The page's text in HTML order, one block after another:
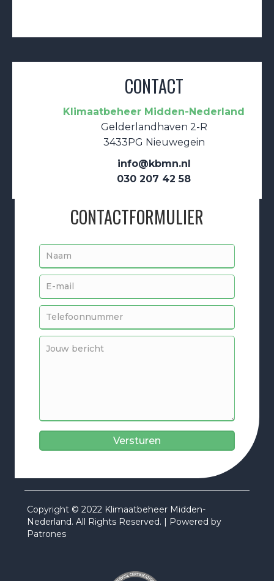
CONTACT
Klimaatbeheer Midden-Nederland
Gelderlandhaven 2-R
3433PG Nieuwegein
info@kbmn.nl
030 207 42 58
CONTACTFORMULIER
Versturen
Copyright © 2022 Klimaatbeheer Midden-
Nederland. All Rights Reserved. | Powered by
Patrones